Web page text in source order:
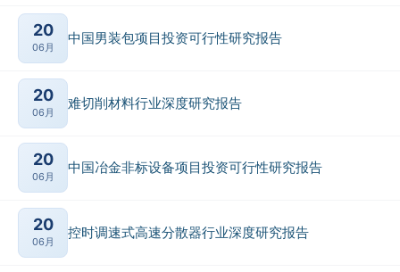
20
06月
中国男装包项目投资可行性研究报告
20
06月
难切削材料行业深度研究报告
20
06月
中国冶金非标设备项目投资可行性研究报告
20
06月
控时调速式高速分散器行业深度研究报告